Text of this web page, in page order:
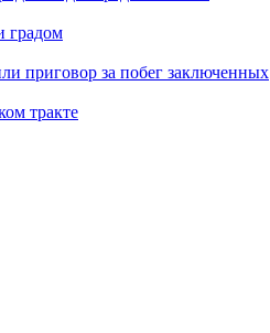
градом
приговор за побег заключенных
тракте